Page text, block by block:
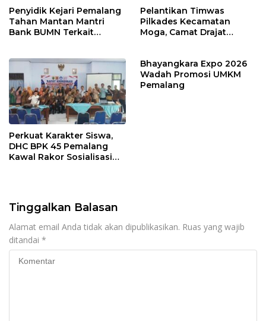
Penyidik Kejari Pemalang
Tahan Mantan Mantri
Bank BUMN Terkait
Pelantikan Timwas
Pilkades Kecamatan
Moga, Camat Drajat
Perkuat Karakter Siswa,
DHC BPK 45 Pemalang
Kawal Rakor Sosialisasi
Bhayangkara Expo 2026
Wadah Promosi UMKM
Pemalang
Tinggalkan Balasan
Alamat email Anda tidak akan dipublikasikan. Ruas yang wajib
ditandai *